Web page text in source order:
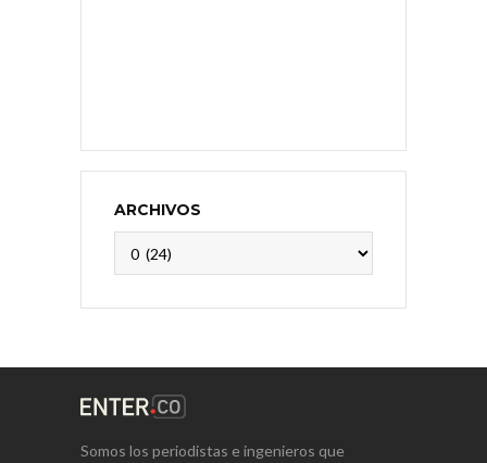
ARCHIVOS
Somos los periodistas e ingenieros que